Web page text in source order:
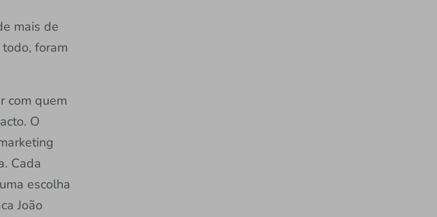
mais de
foram
com quem
O
Cada
escolha
João